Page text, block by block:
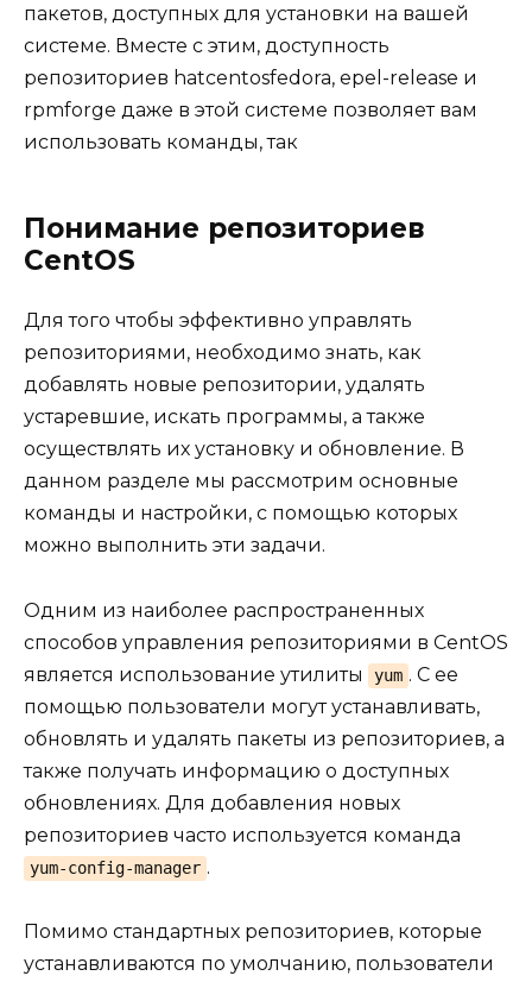
пакетов, доступных для установки на вашей
системе. Вместе с этим, доступность
репозиториев hatcentosfedora, epel-release и
rpmforge даже в этой системе позволяет вам
использовать команды, так
Понимание репозиториев
CentOS
Для того чтобы эффективно управлять
репозиториями, необходимо знать, как
добавлять новые репозитории, удалять
устаревшие, искать программы, а также
осуществлять их установку и обновление. В
данном разделе мы рассмотрим основные
команды и настройки, с помощью которых
можно выполнить эти задачи.
Одним из наиболее распространенных
способов управления репозиториями в CentOS
является использование утилиты
yum . С ее
помощью пользователи могут устанавливать,
обновлять и удалять пакеты из репозиториев, а
также получать информацию о доступных
обновлениях. Для добавления новых
репозиториев часто используется команда
yum-config-manager .
Помимо стандартных репозиториев, которые
устанавливаются по умолчанию, пользователи